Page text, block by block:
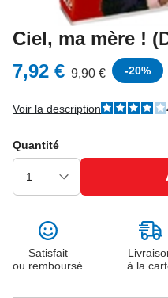
Ciel, ma mère !
7,92 € 9,90 € -20%
Voir la description
Quantité
Satisfait
ou remboursé
à la